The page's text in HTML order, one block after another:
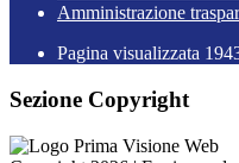
Amministrazione
Pagina visualizzata
Sezione Copyright